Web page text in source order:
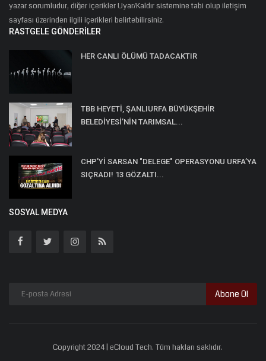
yazar sorumludur, diğer içerikler Uyar/Kaldır sistemine tabi olup iletişim
sayfası üzerinden ilgili içerikleri belirtebilirsiniz.
RASTGELE GÖNDERILER
HER CANLI ÖLÜMÜ TADACAKTIR
TBB HEYETİ, ŞANLIURFA BÜYÜKŞEHİR
BELEDİYESİ’NİN TARIMSAL...
CHP’Yİ SARSAN "DELEGE" OPERASYONU URFA’YA
SIÇRADI! 13 GÖZALTI...
SOSYAL MEDYA
Abone Ol
Copyright 2024 | eCloud Tech. Tüm hakları saklıdır.